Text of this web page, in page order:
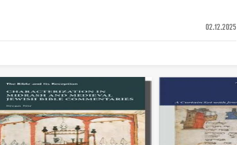
02.12.2025